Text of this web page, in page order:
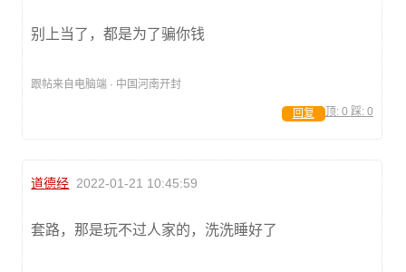
别上当了，都是为了骗你钱
跟帖来自电脑端 · 中国河南开封
顶: 0 踩: 0
回复
道德经 2022-01-21 10:45:59
套路，那是玩不过人家的，洗洗睡好了